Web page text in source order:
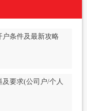
户条件及最新攻略
及要求(公司户/个人